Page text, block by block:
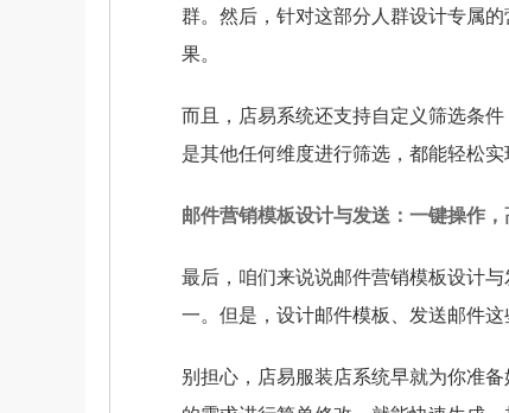
群。然后，针对这部分人群设计专属
果。
而且，店易系统还支持自定义筛选条
是其他任何维度进行筛选，都能轻松
邮件营销模板设计与发送：一键操作
最后，咱们来说说邮件营销模板设计
一。但是，设计邮件模板、发送邮件
别担心，店易服装店系统早就为你准